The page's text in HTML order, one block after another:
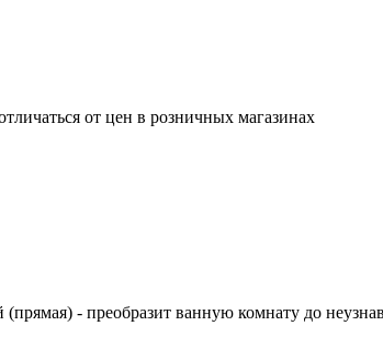
от цен в розничных магазинах
- преобразит ванную комнату до